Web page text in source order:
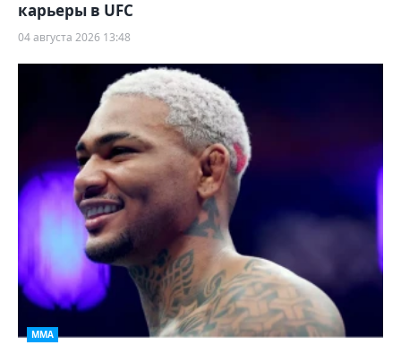
карьеры в UFC
04 августа 2026 13:48
ММА